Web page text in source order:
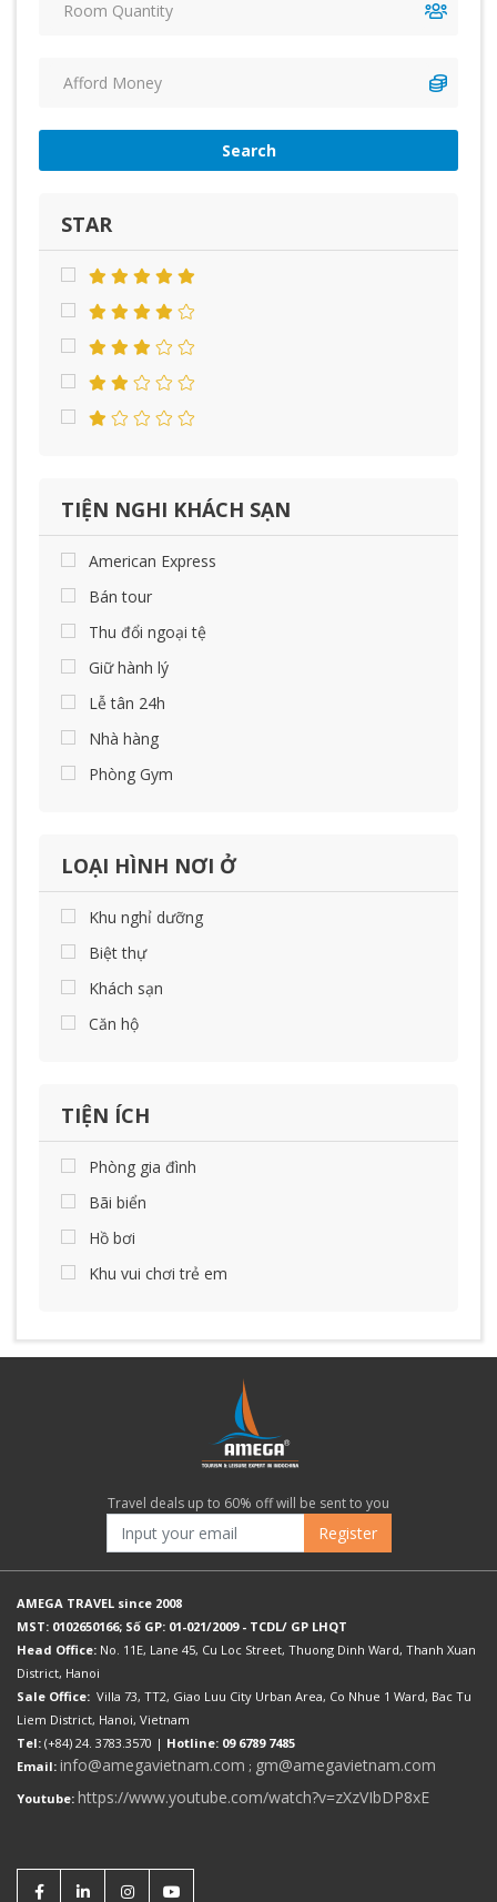
Search
STAR
TIỆN NGHI KHÁCH SẠN
American Express
Bán tour
Thu đổi ngoại tệ
Giữ hành lý
Lễ tân 24h
Nhà hàng
Phòng Gym
LOẠI HÌNH NƠI Ở
Khu nghỉ dưỡng
Biệt thự
Khách sạn
Căn hộ
TIỆN ÍCH
Phòng gia đình
Bãi biển
Hồ bơi
Khu vui chơi trẻ em
Travel deals up to 60% off will be sent to you
Register
AMEGA TRAVEL since 2008
MST: 0102650166; Số GP: 01-021/2009 - TCDL/ GP LHQT
Head Office: No. 11E, Lane 45, Cu Loc Street, Thuong Dinh Ward, Thanh Xuan
District, Hanoi
Sale Office: Villa 73, TT2, Giao Luu City Urban Area, Co Nhue 1 Ward, Bac Tu
Liem District, Hanoi, Vietnam
Tel: (+84) 24. 3783.3570 | Hotline: 09 6789 7485
Email: info@amegavietnam.com ; gm@amegavietnam.com
Youtube: https://www.youtube.com/watch?v=zXzVIbDP8xE